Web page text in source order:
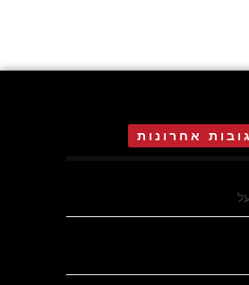
אחרונות